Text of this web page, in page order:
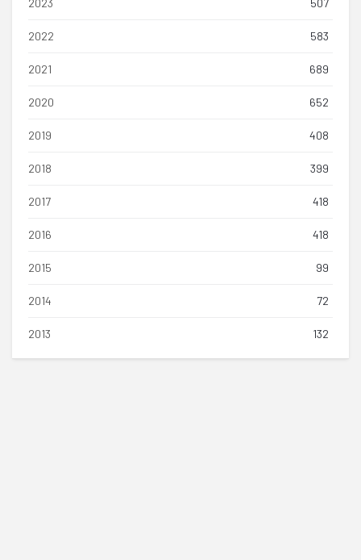
2023 507
2022 583
2021 689
2020 652
2019 408
2018 399
2017 418
2016 418
2015 99
2014 72
2013 132